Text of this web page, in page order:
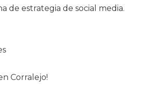
de estrategia de social media.
Corralejo!